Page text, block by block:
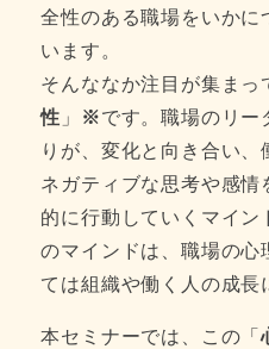
全性のある職場をいかに
います。
そんななか注目が集まっ
性 」 ※です。職場のリー
りが、変化と向き合い、
ネガティブな思考や感情
的に行動していくマイン
のマインドは、職場の心
ては組織や働く人の成長
本セミナーでは、この「